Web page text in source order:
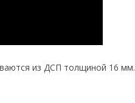
из ДСП толщиной 16 мм.